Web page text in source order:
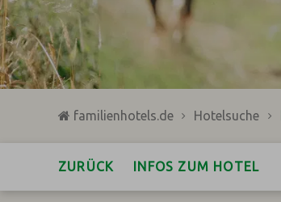
familienhotels.de Hotelsuche
ZURÜCK INFOS ZUM HOTEL